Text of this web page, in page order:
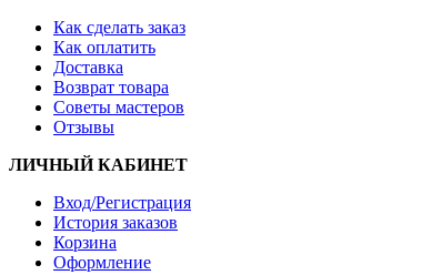
Как сделать заказ
Как оплатить
Доставка
Возврат товара
Советы мастеров
Отзывы
ЛИЧНЫЙ КАБИНЕТ
Вход/Регистрация
История заказов
Корзина
Оформление